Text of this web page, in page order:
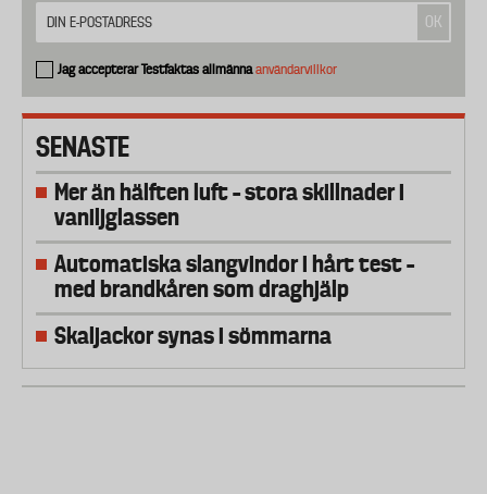
Jag accepterar Testfaktas allmännaanvändarvillkor
SENASTE
Mer än hälften luft – stora skillnader i
vaniljglassen
Automatiska slangvindor i hårt test –
med brandkåren som draghjälp
Skaljackor synas i sömmarna